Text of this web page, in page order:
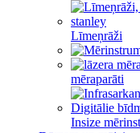
Līmeņrāži
mēraparāti
Insize